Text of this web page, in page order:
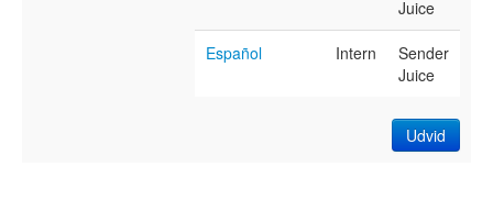
Juice
Español Intern
Sender
Juice
Udvid